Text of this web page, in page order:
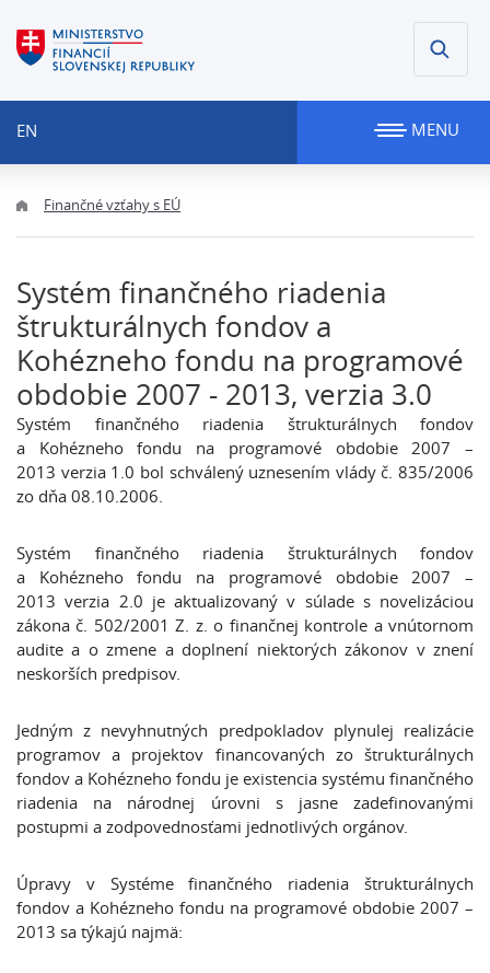
EN MENU
Finančné vzťahy s EÚ
Systém finančného riadenia
štrukturálnych fondov a
Kohézneho fondu na programové
obdobie 2007 - 2013, verzia 3.0
Systém finančného riadenia štrukturálnych fondov
a Kohézneho fondu na programové obdobie 2007 –
2013 verzia 1.0 bol schválený uznesením vlády č. 835/2006
zo dňa 08.10.2006.
Systém finančného riadenia štrukturálnych fondov
a Kohézneho fondu na programové obdobie 2007 –
2013 verzia 2.0 je aktualizovaný v súlade s novelizáciou
zákona č. 502/2001 Z. z. o finančnej kontrole a vnútornom
audite a o zmene a doplnení niektorých zákonov v znení
neskorších predpisov.
Jedným z nevyhnutných predpokladov plynulej realizácie
programov a projektov financovaných zo štrukturálnych
fondov a Kohézneho fondu je existencia systému finančného
riadenia na národnej úrovni s jasne zadefinovanými
postupmi a zodpovednosťami jednotlivých orgánov.
Úpravy v Systéme finančného riadenia štrukturálnych
fondov a Kohézneho fondu na programové obdobie 2007 –
2013 sa týkajú najmä: